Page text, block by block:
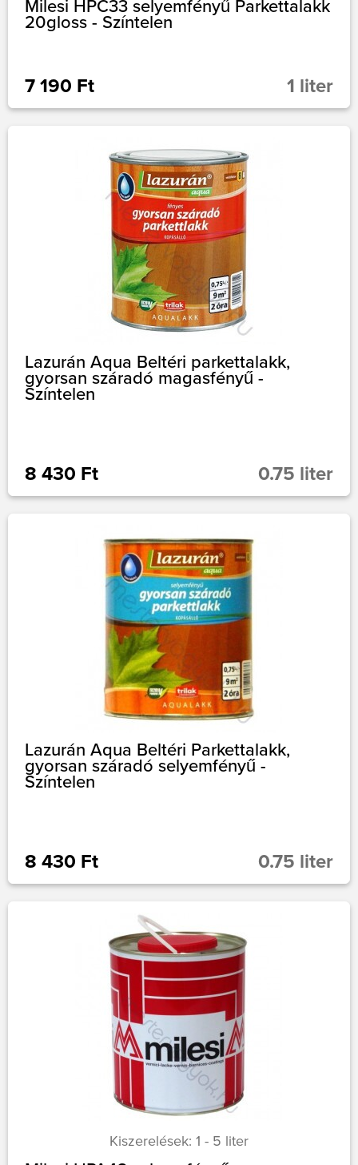
20gloss - Színtelen
7 190 Ft 1 liter
Lazurán Aqua Beltéri parkettalakk,
gyorsan száradó magasfényű -
Színtelen
8 430 Ft 0.75 liter
Lazurán Aqua Beltéri Parkettalakk,
gyorsan száradó selyemfényű -
Színtelen
8 430 Ft 0.75 liter
Kiszerelések: 1 - 5 liter